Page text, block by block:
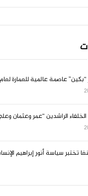
عاصمة عالمية للعمارة لعام 2029
الراشدين “عمر وعثمان
تختبر سياسة أنور إبراهيم